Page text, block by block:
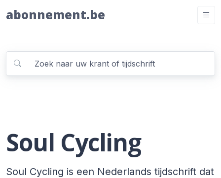
abonnement.be
Soul Cycling
Soul Cycling is een Nederlands tijdschrift dat